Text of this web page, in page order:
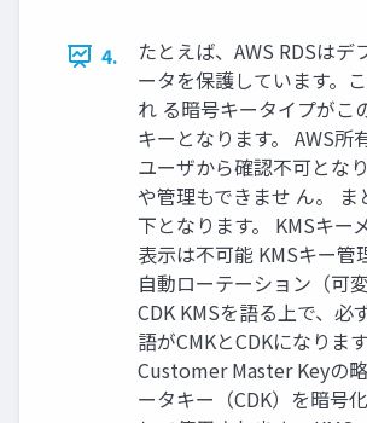
4.
たとえば、AWS RDSはデ
ータを保護しています。
れ る暗号キータイプがこ
キーとなります。 AWS所
ユーザから確認不可とな
や管理もできませ ん。 ま
下となります。 KMSキー
表⽰は不可能 KMSキー管
⾃動ローテーション（可
CDK KMSを語る上で、必
語がCMKとCDKになります
Customer Master Keyの
ータキー（CDK）を暗号